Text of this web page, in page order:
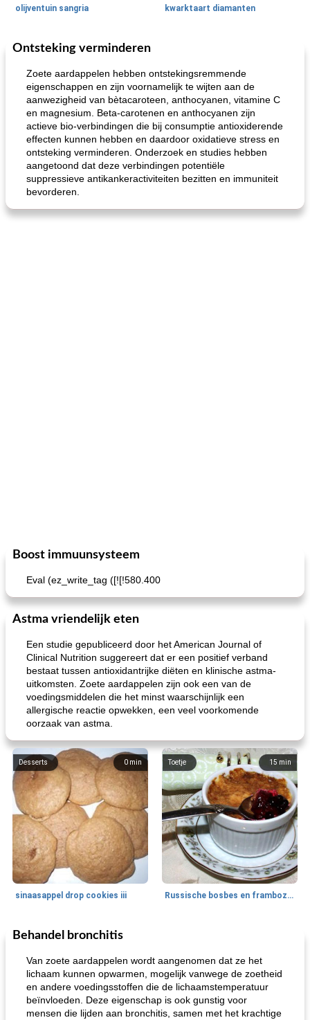
olijventuin sangria kwarktaart diamanten
65min
Feestdagen en evenementen
de jamcake van Georgië tennessee blauwe kaasperen kip
Ontsteking verminderen
Zoete aardappelen hebben ontstekingsremmende
eigenschappen en zijn voornamelijk te wijten aan de
aanwezigheid van bètacaroteen, anthocyanen, vitamine C
en magnesium. Beta-carotenen en anthocyanen zijn
actieve bio-verbindingen die bij consumptie antioxiderende
effecten kunnen hebben en daardoor oxidatieve stress en
ontsteking verminderen. Onderzoek en studies hebben
aangetoond dat deze verbindingen potentiële
suppressieve antikankeractiviteiten bezitten en immuniteit
bevorderen.
Boost immuunsysteem
Eval (ez_write_tag ([![!580.400
Astma vriendelijk eten
Een studie gepubliceerd door het American Journal of
Clinical Nutrition suggereert dat er een positief verband
bestaat tussen antioxidantrijke diëten en klinische astma-
uitkomsten. Zoete aardappelen zijn ook een van de
voedingsmiddelen die het minst waarschijnlijk een
allergische reactie opwekken, een veel voorkomende
oorzaak van astma.
0 min
Desserts
sinaasappel drop cookies iii
15 min
Toetje
Russische bosbes en frambozenpudding
Ontbijt
Behandel bronchitis
Van zoete aardappelen wordt aangenomen dat ze het
lichaam kunnen opwarmen, mogelijk vanwege de zoetheid
en andere voedingsstoffen die de lichaamstemperatuur
beïnvloeden. Deze eigenschap is ook gunstig voor
mensen die lijden aan bronchitis, samen met het krachtige